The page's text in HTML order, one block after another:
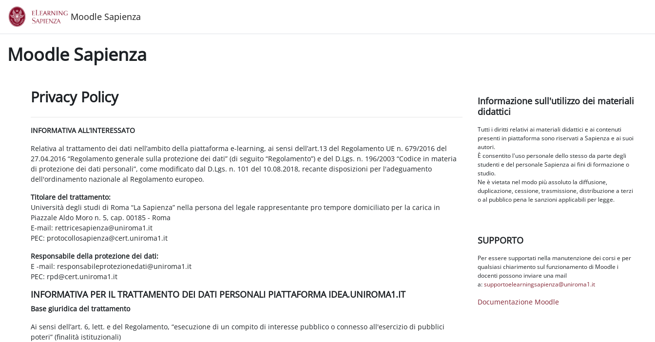
Vai al contenuto principale
Moodle Sapienza
Moodle Sapienza
Privacy Policy
INFORMATIVA ALL’INTERESSATO
Relativa al trattamento dei dati nell’ambito della piattaforma e-learning, ai sensi dell’art.13 del Regolamento UE n. 679/2016 del
27.04.2016 “Regolamento generale sulla protezione dei dati” (di seguito “Regolamento”) e del D.Lgs. n. 196/2003 “Codice in materia
di protezione dei dati personali”, come modificato dal D.Lgs. n. 101 del 10.08.2018, recante disposizioni per l'adeguamento
dell'ordinamento nazionale al Regolamento europeo.
Titolare del trattamento:
Università degli studi di Roma “La Sapienza” nella persona del legale rappresentante pro tempore domiciliato per la carica in
Piazzale Aldo Moro n. 5, cap. 00185 - Roma
E-mail: rettricesapienza@uniroma1.it
PEC: protocollosapienza@cert.uniroma1.it
Responsabile della protezione dei dati:
E -mail: responsabileprotezionedati@uniroma1.it
PEC: rpd@cert.uniroma1.it
INFORMATIVA PER IL TRATTAMENTO DEI DATI PERSONALI PIATTAFORMA IDEA.UNIROMA1.IT
Base giuridica del trattamento
Ai sensi dell’art. 6, lett. e del Regolamento, “esecuzione di un compito di interesse pubblico o connesso all'esercizio di pubblici
poteri” (finalità istituzionali)
Blocchi
Informazione sull'utilizzo dei materiali
didattici
Tutti i diritti relativi ai materiali didattici e ai contenuti
presenti in piattaforma sono riservati a Sapienza e ai suoi
autori.
È consentito l'uso personale dello stesso da parte degli
studenti e del personale Sapienza ai fini di formazione o
studio.
Ne è vietata nel modo più assoluto la diffusione,
duplicazione, cessione, trasmissione, distribuzione a terzi
o al pubblico pena le sanzioni applicabili per legge.
SUPPORTO
Per essere supportati nella manutenzione dei corsi e per
qualsiasi chiarimento sul funzionamento di Moodle i
docenti possono inviare una mail
a:supportoelearningsapienza@uniroma1.it
Documentazione Moodle